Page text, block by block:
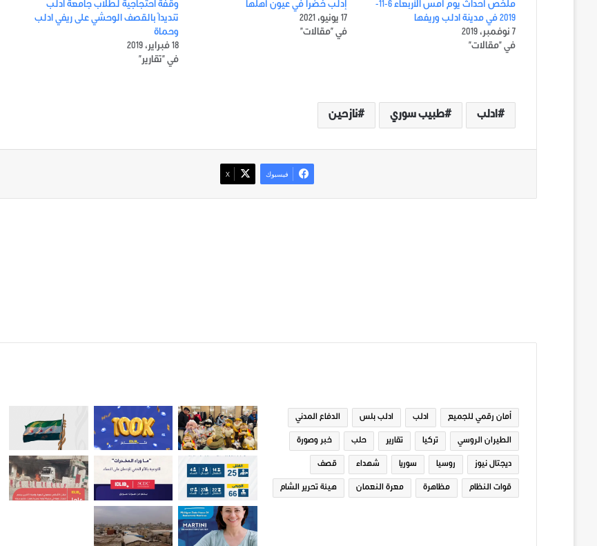
ملخص أحداث يوم أمس الأربعاء 6-11-
2019 في مدينة ادلب وريفها
7 نوفمبر، 2019
في "مقالات"
إدلب خضرا في عيون أهلها
17 يونيو، 2021
في "مقالات"
وقفة احتجاجية لطلاب جامعة ادلب
تنديداً بالقصف الوحشي على ريفي ادلب
وحماة
18 فبراير، 2019
في "تقارير"
ادلب طبيب سوري نازحين
فيسبوك ‫X
أمان رقمي للجميع ادلب ادلب بلس الدفاع المدني
الطيران الروسي تركيا تقارير حلب خبر وصورة
ديجتال نيوز روسيا سوريا شهداء قصف
قوات النظام مظاهرة معرة النعمان هيئة تحرير الشام